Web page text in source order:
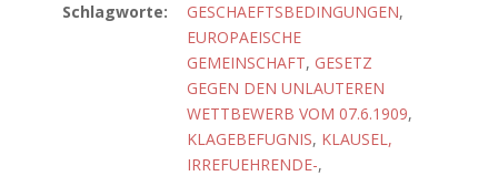
Schlagworte:
GESCHAEFTSBEDINGUNGEN,
EUROPAEISCHE
GEMEINSCHAFT, GESETZ
GEGEN DEN UNLAUTEREN
WETTBEWERB VOM 07.6.1909,
KLAGEBEFUGNIS, KLAUSEL,
IRREFUEHRENDE-,